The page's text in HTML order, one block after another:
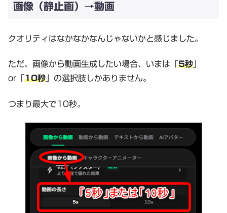
画像（静止画）→動画
クオリティはなかなかなんじゃないかと感じました。
ただ、画像から動画生成したい場合、いまは「 5秒
or「 10秒 」の選択肢しかありません。
つまり最大で10秒。